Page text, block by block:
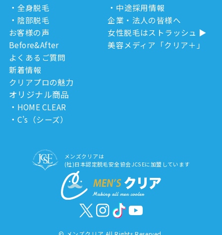
全身脱毛
陰部脱毛
お客様の声
Before&After
よくあるご質問
新着情報
クリアプロの魅力
オリジナル商品
HOME CLEAR
C’s（シーズ）
中途採用情報
企業・法人の皆様へ
女性脱毛はストラッシュ
美容メディア「クリア＋」
メンズクリアは
(社)日本認定脱毛安全協会JCSEに加盟しています